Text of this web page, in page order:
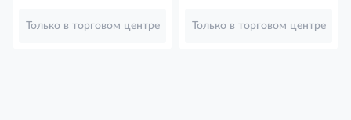
Только в торговом центре Только в торговом центре